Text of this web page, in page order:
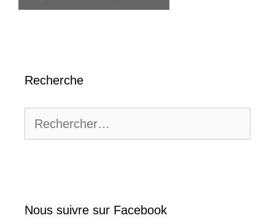
Recherche
Nous suivre sur Facebook